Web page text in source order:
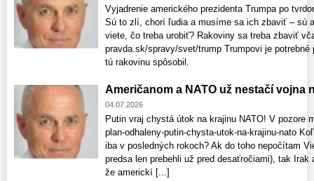
Vyjadrenie amerického prezidenta Trumpa po
Sú to zlí, chorí ľudia a musíme sa ich zbaviť – sú
viete, čo treba urobiť? Rakoviny sa treba zbaviť
pravda.sk/spravy/svet/trump Trumpovi je
tú rakovinu spôsobil.
Američanom a NATO už nestačí vojna
04.07.2026
Putin vraj chystá útok na krajinu NATO! V
plan-odhaleny-putin-chysta-utok-na-krajinu-nato
iba v posledných rokoch? Ak do toho nepočítam
predsa len prebehli už pred desaťročiami), tak
že americkí [...]